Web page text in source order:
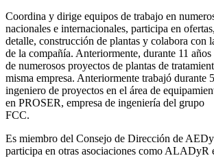
Coordina y dirige equipos de trabajo en
nacionales e internacionales, participa en
detalle, construcción de plantas y colabora con
de la compañía. Anteriormente, durante 11
de numerosos proyectos de plantas de
misma empresa. Anteriormente trabajó durante
ingeniero de proyectos en el área de
en PROSER, empresa de ingeniería del grupo
FCC.
Es miembro del Consejo de Dirección de
participa en otras asociaciones como ALADyR